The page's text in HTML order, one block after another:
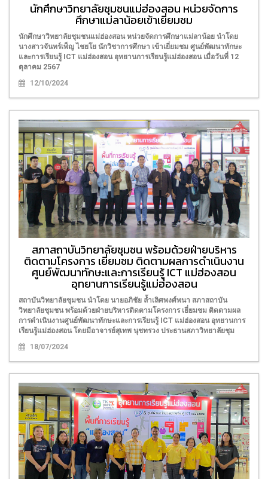
นักศึกษาวิทยาลัยชุมชนแม่ฮ่องสอน หน่วยจัดการ
ศึกษาแม่ลาน้อยเข้าเยี่ยมชม
นักศึกษาวิทยาลัยชุมชนแม่ฮ่องสอน หน่วยจัดการศึกษาแม่ลาน้อย นำโดย
นางสาวจันทร์เพ็ญ ไชยโย นักวิชาการศึกษา เข้าเยี่ยมชม ศูนย์พัฒนาทักษะ
และการเรียนรู้ ICT แม่ฮ่องสอน อุทยานการเรียนรู้แม่ฮ่องสอน เมื่อวันที่ 12
ตุลาคม 2567
12/10/2024
สภาสถาบันวิทยาลัยชุมชน พร้อมด้วยฝ่ายบริหาร
ติดตามโครงการ เยี่ยมชม ติดตามผลการดำเนินงาน
ศูนย์พัฒนาทักษะและการเรียนรู้ ICT แม่ฮ่องสอน
อุทยานการเรียนรู้แม่ฮ่องสอน
สถาบันวิทยาลัยชุมชน นำโดย นายอภิชัย ล้ำเลิศพงศ์พนา สภาสถาบัน
วิทยาลัยชุมชน พร้อมด้วยฝ่ายบริหารติดตามโครงการ เยี่ยมชม ติดตามผล
การดำเนินงานศูนย์พัฒนาทักษะและการเรียนรู้ ICT แม่ฮ่องสอน อุทยานการ
เรียนรู้แม่ฮ่องสอน โดยมีอาจารย์สุเทพ นุชทรวง ประธานสภาวิทยาลัยชุม
18/07/2024